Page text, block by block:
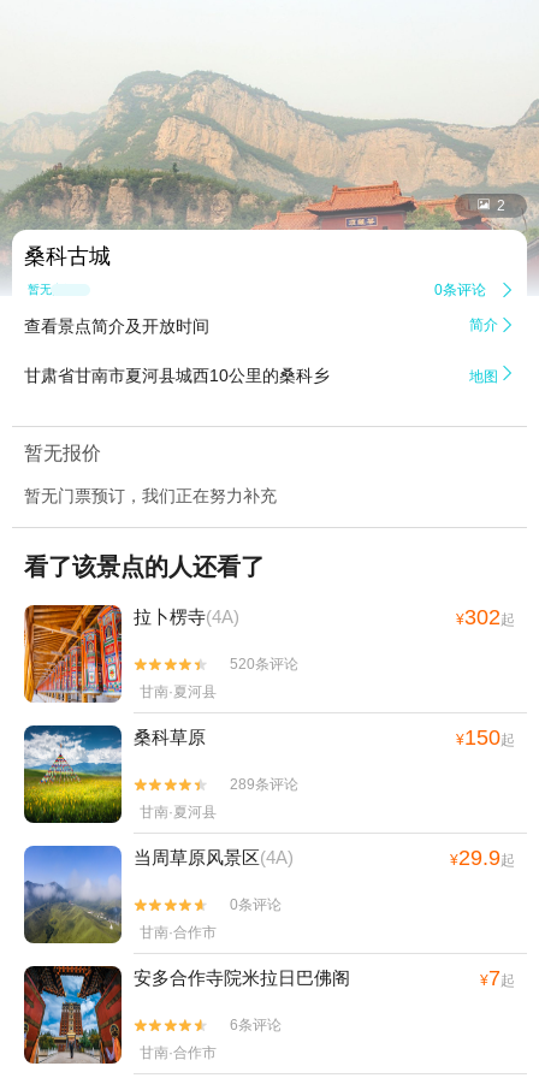
 2
桑科古城
暂无点评 0条评论 
查看景点简介及开放时间 简介 
甘肃省甘南市夏河县城西10公里的桑科乡 地图 
暂无报价
暂无门票预订，我们正在努力补充
看了该景点的人还看了
拉卜楞寺(4A) ¥302起


520条评论
甘南·夏河县
桑科草原 ¥150起


289条评论
甘南·夏河县
当周草原风景区(4A) ¥29.9起


0条评论
甘南·合作市
安多合作寺院米拉日巴佛阁 ¥7起


6条评论
甘南·合作市